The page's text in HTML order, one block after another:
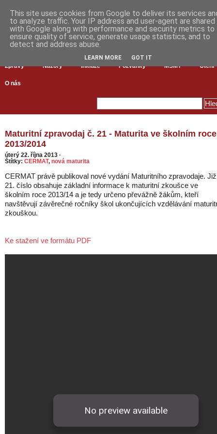
Zprávy Názory Inkluze Pozvánky MŠMT Čtení
O nás
Maturitní zpravodaj č. 21 - Maturita ve školním roce
2013/2014
úterý 22. října 2013 ·
Štítky: CERMAT, nová maturita
CERMAT právě publikoval nové vydání Maturitního zpravodaje. Již
21. číslo obsahuje základní informace k maturitní zkoušce ve
školním roce 2013/14 a je tedy určeno převážně žákům, kteří
navštěvují závěrečné ročníky škol ukončujících vzdělávání
zkouškou.
Ke stažení ve formátu PDF
This site uses cookies from Google to deliver its services
to analyze traffic. Your IP address and user-agent are shared
with Google along with performance and security metrics to
ensure quality of service, generate usage statistics, and to
detect and address abuse.
LEARN MORE GOT IT